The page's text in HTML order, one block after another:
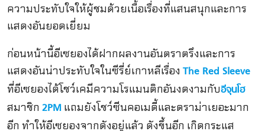
ความประทับใจให้ผู้ชมด้วยเนื้อเรื่องที่แสนสนุกและการ
แสดงอันยอดเยี่ยม
ก่อนหน้านี้อีเซยองได้ฝากผลงานอันตราตรึงและการ
แสดงอันน่าประทับใจในซีรี่ย์เกาหลีเรื่อง The Red Sleeve
ที่อีเซยองได้โชว์เคมีความโรแมนติกอันงดงามกับอีจุนโฮ
สมาชิก 2PMแถมยังโชว์ซีนคอเมดี้และดราม่าเยอะมาก
อีก ทำให้อีเซยองจากดังอยู่แล้ว ดังขึ้นอีก เกิดกระแส